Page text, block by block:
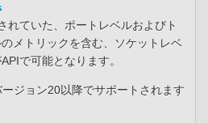
れていた、​ポートレベルおよびト
メトリックを含む、​ソケットレベ
で可能となります。​
ジョン20以降でサポートされます​